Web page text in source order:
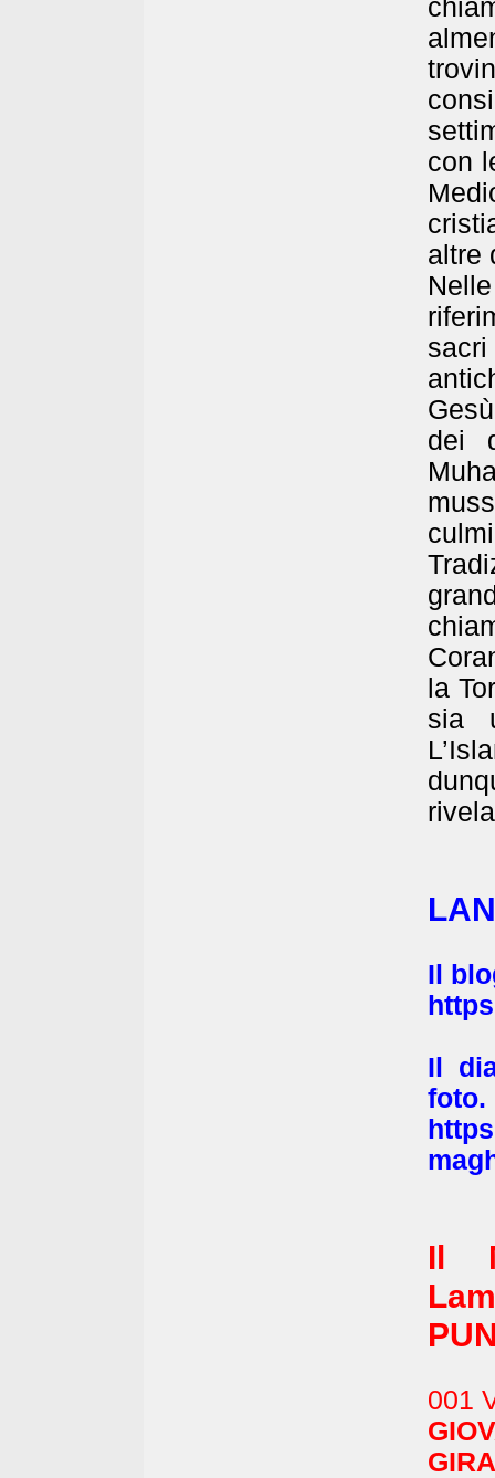
con
altre
dei
la
sia
Il
Il
foto.
Il
001